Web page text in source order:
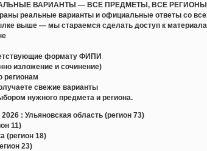
ВАРИАНТЫ — ВСЕ ПРЕДМЕТЫ, ВСЕ РЕГИОНЫ РФ.
реальные варианты и официальные ответы со
выше — мы стараемся сделать доступ к
формату ФИПИ
изложение и сочинение)
регионам
свежие варианты
нужного предмета и региона.
: Ульяновская область (регион 73)
11)
(регион 18)
23)